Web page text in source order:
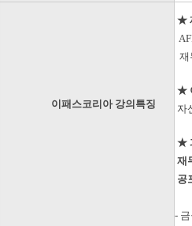
이패스코리아 강의특징
★
재
★
자
★
재
공
-